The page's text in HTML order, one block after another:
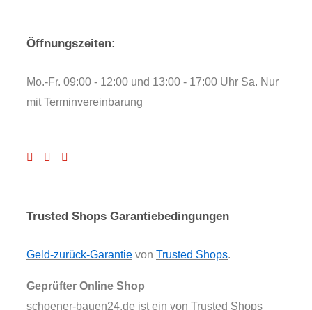
Öffnungszeiten:
Mo.-Fr. 09:00 - 12:00 und 13:00 - 17:00 Uhr Sa. Nur
mit Terminvereinbarung
Trusted Shops Garantiebedingungen
Geld-zurück-Garantie von Trusted Shops.
Geprüfter Online Shop
schoener-bauen24.de ist ein von Trusted Shops